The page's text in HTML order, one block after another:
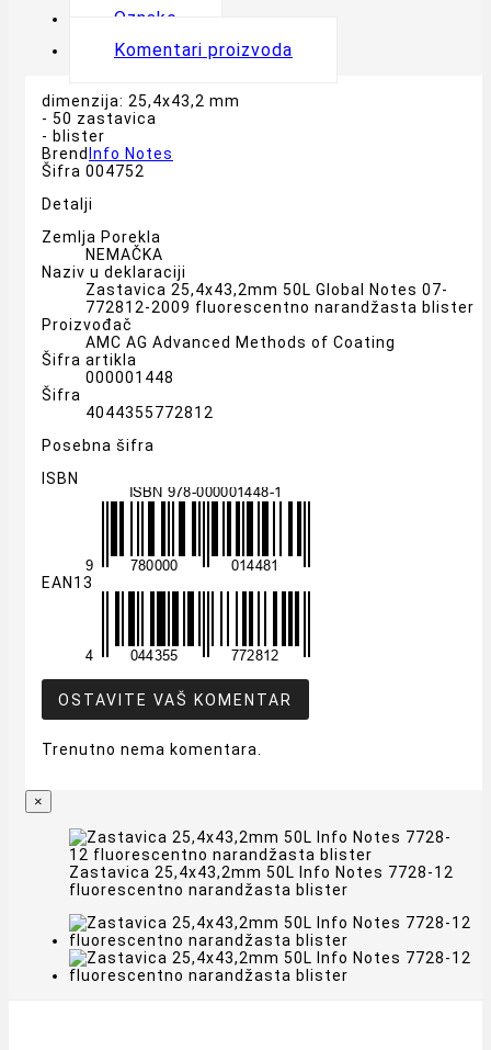
Oznake
Komentari proizvoda
dimenzija: 25,4x43,2 mm
- 50 zastavica
- blister
Brend Info Notes
Šifra 004752
Detalji
Zemlja Porekla
NEMAČKA
Naziv u deklaraciji
Zastavica 25,4x43,2mm 50L Global Notes 07-
772812-2009 fluorescentno narandžasta blister
Proizvođač
AMC AG Advanced Methods of Coating
Šifra artikla
000001448
Šifra
4044355772812
Posebna šifra
ISBN
EAN13
OSTAVITE VAŠ KOMENTAR
Trenutno nema komentara.
×
Zastavica 25,4x43,2mm 50L Info Notes 7728-12
fluorescentno narandžasta blister